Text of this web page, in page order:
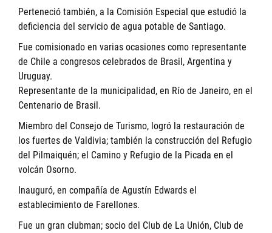
Perteneció también, a la Comisión Especial que estudió la
deficiencia del servicio de agua potable de Santiago.
Fue comisionado en varias ocasiones como representante
de Chile a congresos celebrados de Brasil, Argentina y
Uruguay.
Representante de la municipalidad, en Río de Janeiro, en el
Centenario de Brasil.
Miembro del Consejo de Turismo, logró la restauración de
los fuertes de Valdivia; también la construcción del Refugio
del Pilmaiquén; el Camino y Refugio de la Picada en el
volcán Osorno.
Inauguró, en compañía de Agustín Edwards el
establecimiento de Farellones.
Fue un gran clubman; socio del Club de La Unión, Club de